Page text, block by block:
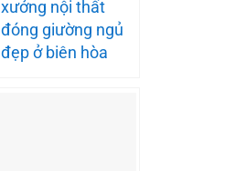
xưởng nội thất
đóng giường ngủ
đẹp ở biên hòa